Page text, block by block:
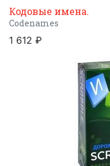
Кодовые имена.
Codenames
1 612 ₽